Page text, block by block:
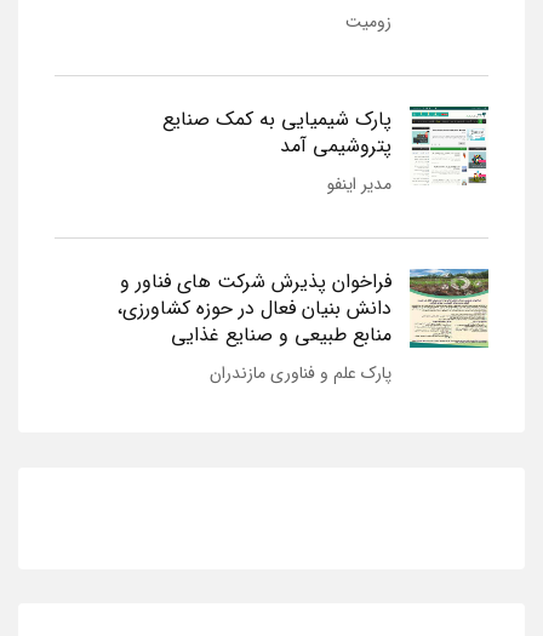
زومیت
پارک شیمیایی به کمک صنایع
پتروشیمی آمد
مدیر اینفو
فراخوان پذیرش شرکت های فناور و
دانش بنیان فعال در حوزه کشاورزی،
منابع طبیعی و صنایع غذایی
پارک علم و فناوری مازندران